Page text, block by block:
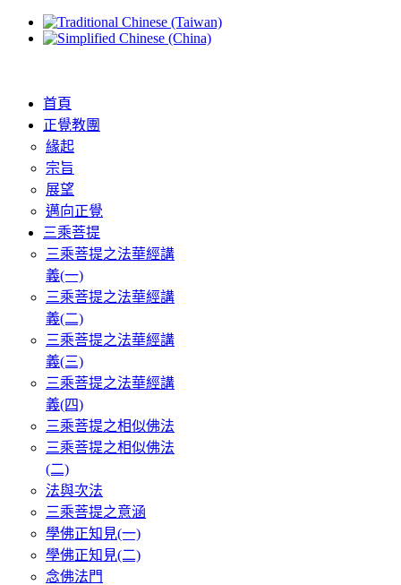
首頁
正覺教團
緣起
宗旨
展望
邁向正覺
三乘菩提
三乘菩提之法華經講
義(一)
三乘菩提之法華經講
義(二)
三乘菩提之法華經講
義(三)
三乘菩提之法華經講
義(四)
三乘菩提之相似佛法
三乘菩提之相似佛法
(二)
法與次法
三乘菩提之意涵
學佛正知見(一)
學佛正知見(二)
念佛法門